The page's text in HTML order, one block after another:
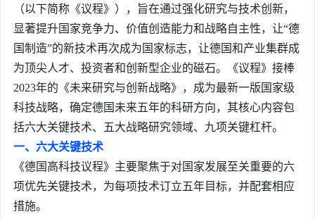
（以下简称《议程》），旨在通过强化研究与技术创新，
显著提升国家竞争力、价值创造能力和战略自主性，让“德
国制造”的新技术再次成为国家标志，让德国和产业集群成
为顶尖人才、投资者和创新型企业的磁石。《议程》接棒
2023年的《未来研究与创新战略》，成为最新一版国家级
科技战略，确定德国未来五年的科研方向，其核心内容包
括六大关键技术、五大战略研究领域、九项关键杠杆。
一、六大关键技术
《德国高科技议程》主要聚焦于对国家发展至关重要的六
项优先关键技术，为每项技术订立五年目标，并配套相应
措施。